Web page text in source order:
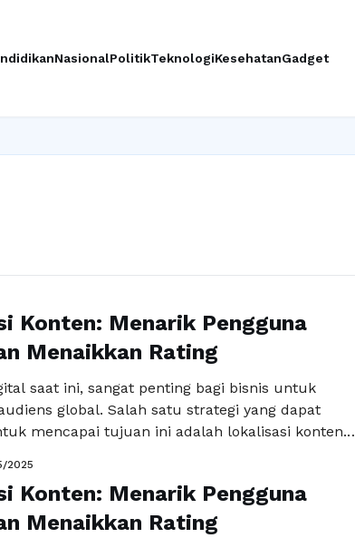
NasionalPolitikTeknologiKesehatanGadget
Konten: Menarik Pengguna
Menaikkan Rating
saat ini, sangat penting bagi bisnis untuk
global. Salah satu strategi yang dapat
mencapai tujuan ini adalah lokalisasi konten.
budaya dan bahasa lokal target audiens. Di dalam
akan membahas mengapa lokalisasi konten dapat
…Baca Selengkapnya
2025
Konten: Menarik Pengguna
Menaikkan Rating